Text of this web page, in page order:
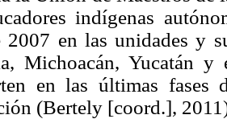
indígenas
2007 en las unidades y
Michoacán, Yucatán
en las últimas
(Bertely [coord.],